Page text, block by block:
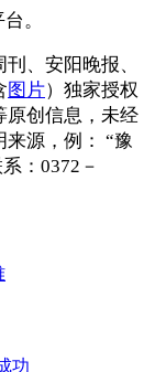
。
、安阳晚报、
图片）独家授权
原创信息，未经
源，例： “豫
：0372－
功